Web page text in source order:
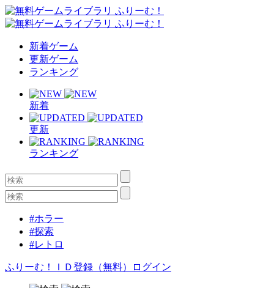
新着ゲーム
更新ゲーム
ランキング
新着
更新
ランキング
#ホラー
#探索
#レトロ
ふりーむ！ＩＤ登録（無料） ログイン